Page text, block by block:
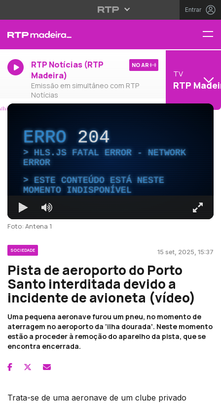
Entrar
RTP Notícias (RTP
Madeira)
Emissão em simultâneo com RTP
Notícias
NO AR
TV
RTP
ERRO204
HLS.JS FATAL ERROR - NETWORK
ERROR
ESTE CONTEÚDO ESTÁ NESTE
MOMENTO INDISPONÍVEL
Foto: Antena 1
SOCIEDADE 15 set, 2025, 15:37
Pista de aeroporto do Porto
Santo interditada devido a
incidente de avioneta (vídeo)
Uma pequena aeronave furou um pneu, no momento de
aterragem no aeroporto da 'ilha dourada'. Neste momento
estão a proceder à remoção do aparelho da pista, que se
encontra encerrada.
Trata-se de uma aeronave de um clube privado